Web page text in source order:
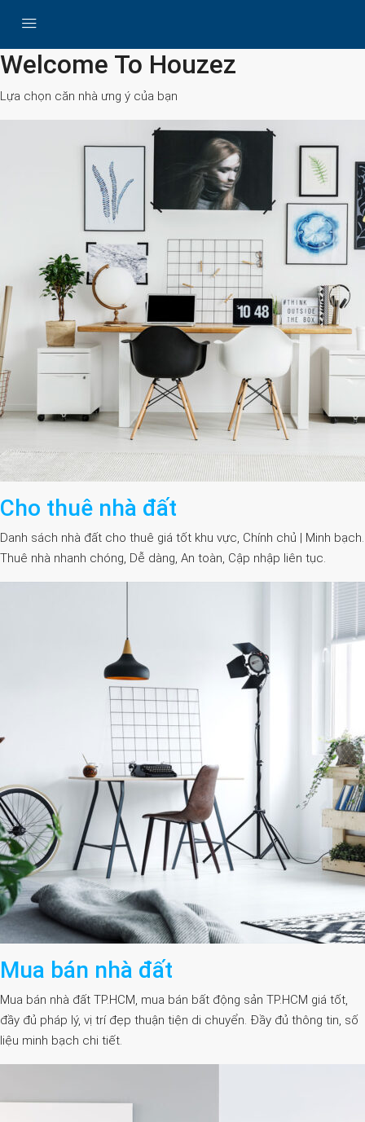
Search
Welcome To Houzez
Lựa chọn căn nhà ưng ý của bạn
Cho thuê nhà đất
Danh sách nhà đất cho thuê giá tốt khu vực, Chính chủ | Minh bạch.
Thuê nhà nhanh chóng, Dễ dàng, An toàn, Cập nhập liên tục.
Mua bán nhà đất
Mua bán nhà đất TP.HCM, mua bán bất động sản TP.HCM giá tốt,
đầy đủ pháp lý, vị trí đẹp thuận tiện di chuyển. Đầy đủ thông tin, số
liệu minh bạch chi tiết.